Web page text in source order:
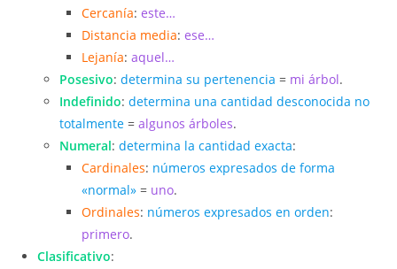
Cercanía:este…
Distancia media: ese…
Lejanía: aquel…
Posesivo:determina su pertenencia = mi árbol.
Indefinido:determina una cantidad desconocida no
totalmente =algunos árboles.
Numeral:determina la cantidad exacta:
Cardinales: números expresados de forma
«normal» = uno.
Ordinales: números expresados en orden:
primero.
Clasificativo: